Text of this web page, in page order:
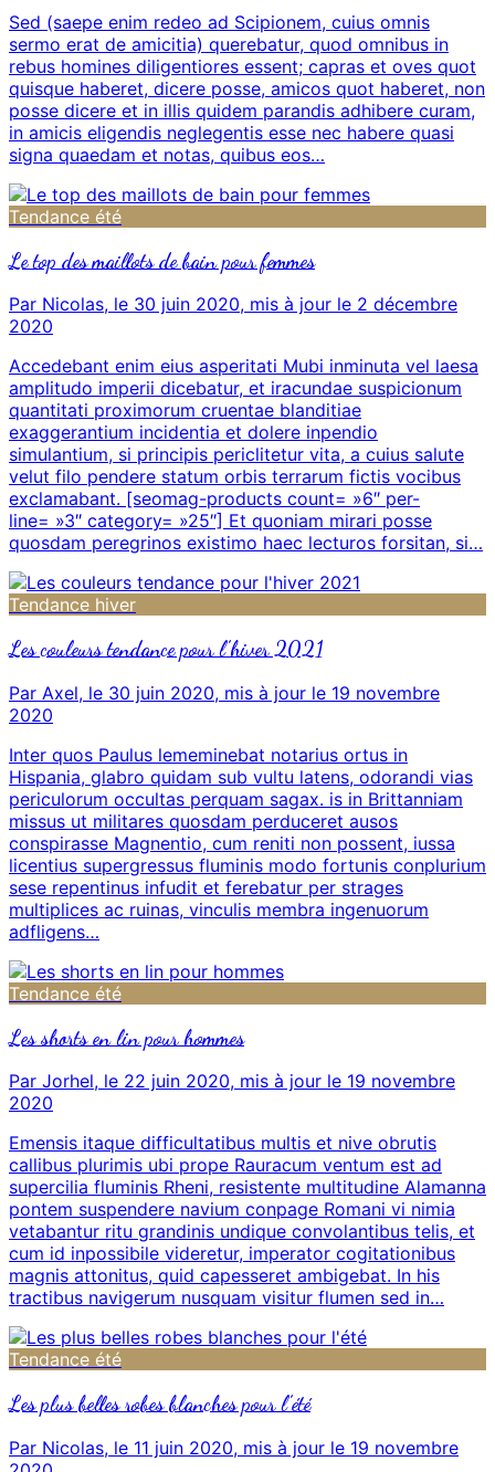
Sed (saepe enim redeo ad Scipionem, cuius omnis
sermo erat de amicitia) querebatur, quod omnibus in
rebus homines diligentiores essent; capras et oves quot
quisque haberet, dicere posse, amicos quot haberet, non
posse dicere et in illis quidem parandis adhibere curam,
in amicis eligendis neglegentis esse nec habere quasi
signa quaedam et notas, quibus eos…
Tendance été
Le top des maillots de bain pour femmes
Par Nicolas, le 30 juin 2020, mis à jour le 2 décembre
2020
Accedebant enim eius asperitati Mubi inminuta vel laesa
amplitudo imperii dicebatur, et iracundae suspicionum
quantitati proximorum cruentae blanditiae
exaggerantium incidentia et dolere inpendio
simulantium, si principis periclitetur vita, a cuius salute
velut filo pendere statum orbis terrarum fictis vocibus
exclamabant. [seomag-products count= »6″ per-
line= »3″ category= »25″] Et quoniam mirari posse
quosdam peregrinos existimo haec lecturos forsitan, si…
Tendance hiver
Les couleurs tendance pour l’hiver 2021
Par Axel, le 30 juin 2020, mis à jour le 19 novembre
2020
Inter quos Paulus lememinebat notarius ortus in
Hispania, glabro quidam sub vultu latens, odorandi vias
periculorum occultas perquam sagax. is in Brittanniam
missus ut militares quosdam perduceret ausos
conspirasse Magnentio, cum reniti non possent, iussa
licentius supergressus fluminis modo fortunis conplurium
sese repentinus infudit et ferebatur per strages
multiplices ac ruinas, vinculis membra ingenuorum
adfligens…
Tendance été
Les shorts en lin pour hommes
Par Jorhel, le 22 juin 2020, mis à jour le 19 novembre
2020
Emensis itaque difficultatibus multis et nive obrutis
callibus plurimis ubi prope Rauracum ventum est ad
supercilia fluminis Rheni, resistente multitudine Alamanna
pontem suspendere navium conpage Romani vi nimia
vetabantur ritu grandinis undique convolantibus telis, et
cum id inpossibile videretur, imperator cogitationibus
magnis attonitus, quid capesseret ambigebat. In his
tractibus navigerum nusquam visitur flumen sed in…
Tendance été
Les plus belles robes blanches pour l’été
Par Nicolas, le 11 juin 2020, mis à jour le 19 novembre